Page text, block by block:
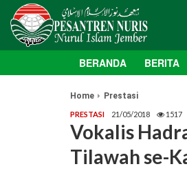
BERANDA BERITA
Home Prestasi
PRESTASI 21/05/2018 1517
Vokalis
Tilawah se-